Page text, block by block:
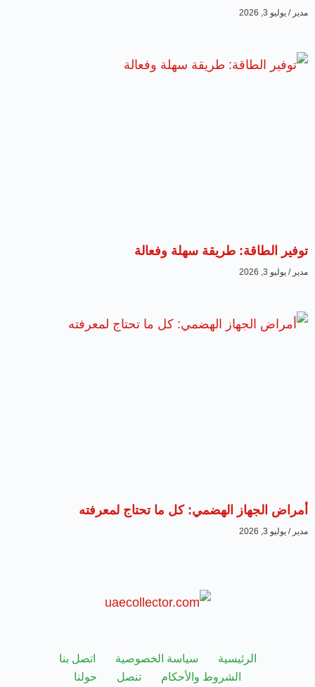
مدير يوليو 3, 2026
توفير الطاقة: طريقة سهلة وفعالة
مدير يوليو 3, 2026
أمراض الجهاز الهضمي: كل ما تحتاج لمعرفته
مدير يوليو 3, 2026
الرئيسية سياسة الخصوصية
اتصل بنا
الشروط والأحكام
تنصل حولنا